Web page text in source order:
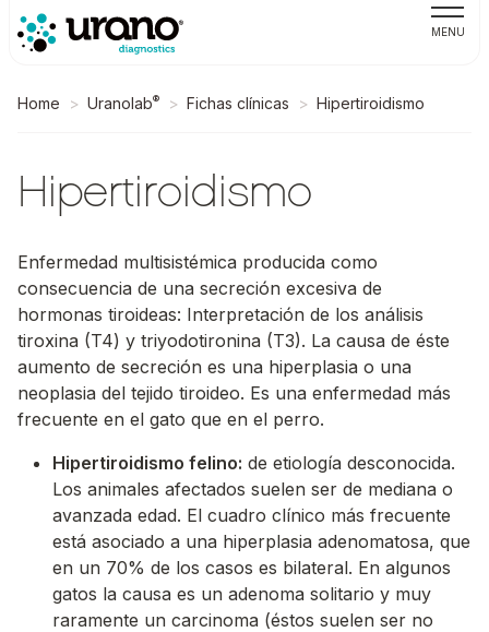
MENU
Home Uranolab® Fichas clínicas Hipertiroidismo
Hipertiroidismo
Enfermedad multisistémica producida como
consecuencia de una secreción excesiva de
hormonas tiroideas: Interpretación de los análisis
tiroxina (T4) y triyodotironina (T3). La causa de éste
aumento de secreción es una hiperplasia o una
neoplasia del tejido tiroideo. Es una enfermedad más
frecuente en el gato que en el perro.
Hipertiroidismo felino: de etiología desconocida.
Los animales afectados suelen ser de mediana o
avanzada edad. El cuadro clínico más frecuente
está asociado a una hiperplasia adenomatosa, que
en un 70% de los casos es bilateral. En algunos
gatos la causa es un adenoma solitario y muy
raramente un carcinoma (éstos suelen ser no